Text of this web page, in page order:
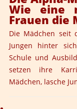
Wie eine
Frauen die
Die Mädchen seit
Jungen hinter
Schule und
setzen ihre
Mädchen, lasche